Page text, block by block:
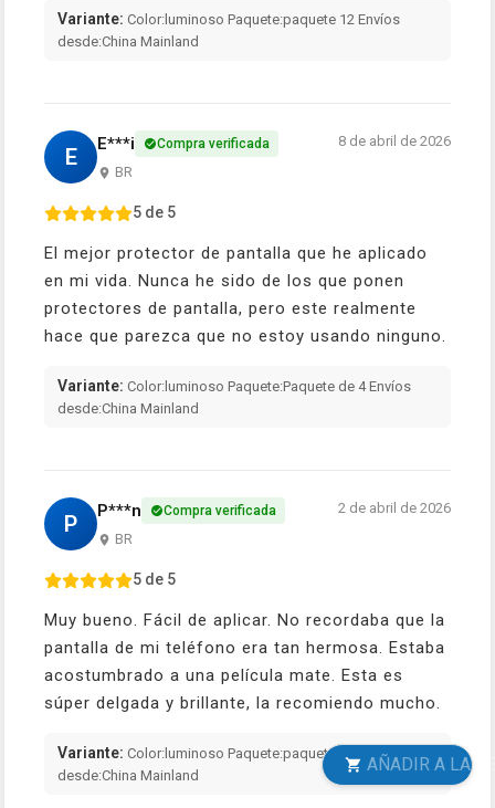
Variante: Color:luminoso Paquete:paquete 12 Envíos
desde:China Mainland
E E***i Compra verificada
BR
8 de abril de 2026
5 de 5
El mejor protector de pantalla que he aplicado
en mi vida. Nunca he sido de los que ponen
protectores de pantalla, pero este realmente
hace que parezca que no estoy usando ninguno.
Variante: Color:luminoso Paquete:Paquete de 4 Envíos
desde:China Mainland
P P***n Compra verificada
BR
2 de abril de 2026
5 de 5
Muy bueno. Fácil de aplicar. No recordaba que la
pantalla de mi teléfono era tan hermosa. Estaba
acostumbrado a una película mate. Esta es
súper delgada y brillante, la recomiendo mucho.
Variante: Color:luminoso Paquete:paquete 9 Envíos
desde:China Mainland
AÑADIR A LA CESTA